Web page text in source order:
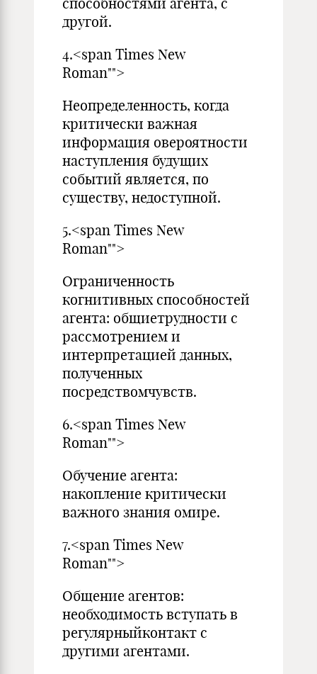
другой.
4.<span Times New
Roman"">
Неопределенность, когда
критически важная
информация овероятности
наступления будущих
событий является, по
существу, недоступной.
5.<span Times New
Roman"">
Ограниченность
когнитивных способностей
агента: общиетрудности с
рассмотрением и
интерпретацией данных,
полученных
посредствомчувств.
6.<span Times New
Roman"">
Обучение агента:
накопление критически
важного знания омире.
7.<span Times New
Roman"">
Общение агентов:
необходимость вступать в
регулярныйконтакт с
другими агентами.